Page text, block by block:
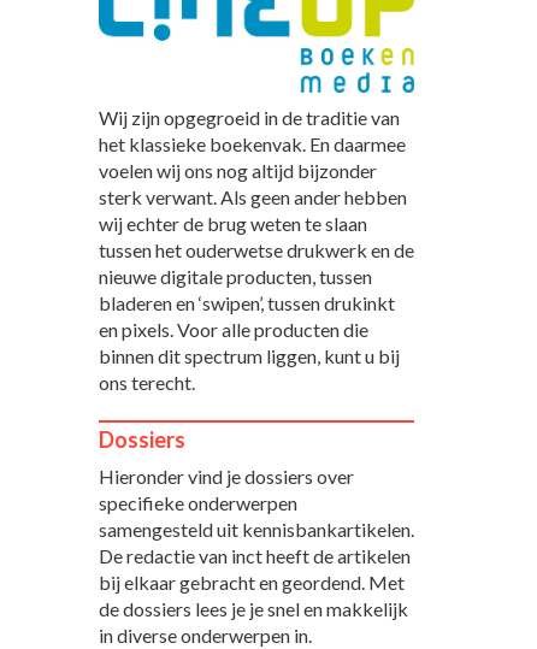
Wij zijn opgegroeid in de traditie van
het klassieke boekenvak. En daarmee
voelen wij ons nog altijd bijzonder
sterk verwant. Als geen ander hebben
wij echter de brug weten te slaan
tussen het ouderwetse drukwerk en de
nieuwe digitale producten, tussen
bladeren en ‘swipen’, tussen drukinkt
en pixels. Voor alle producten die
binnen dit spectrum liggen, kunt u bij
ons terecht.
Dossiers
Hieronder vind je dossiers over
specifieke onderwerpen
samengesteld uit kennisbankartikelen.
De redactie van inct heeft de artikelen
bij elkaar gebracht en geordend. Met
de dossiers lees je je snel en makkelijk
in diverse onderwerpen in.